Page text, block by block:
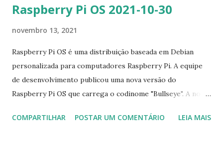
Raspberry Pi OS 2021-10-30
novembro 13, 2021
Raspberry Pi OS é uma distribuição baseada em Debian
personalizada para computadores Raspberry Pi. A equipe
de desenvolvimento publicou uma nova versão do
Raspberry Pi OS que carrega o codinome "Bullseye". A nova
componentes de desktop. "Todos os componentes e
COMPARTILHAR POSTAR UM COMENTÁRIO LEIA MAIS